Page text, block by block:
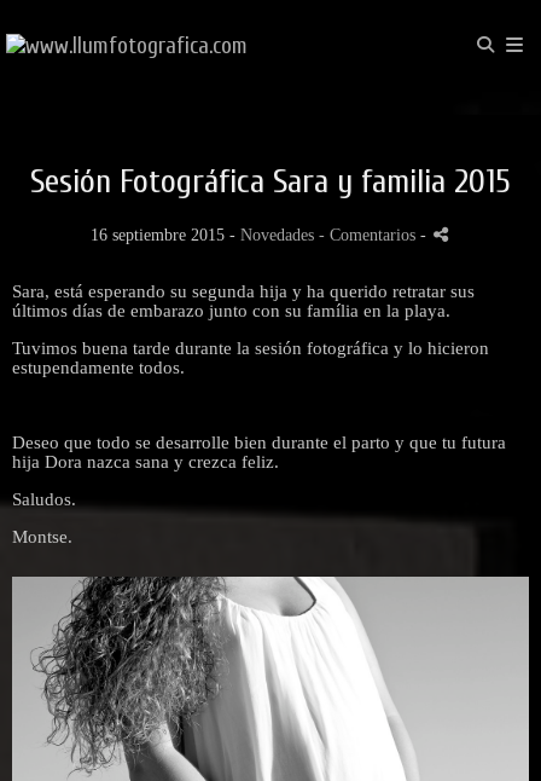
Sesión Fotográfica Sara y familia 2015
16 septiembre 2015 - Novedades - Comentarios -
Sara, está esperando su segunda hija y ha querido retratar sus
últimos días de embarazo junto con su família en la playa.
Tuvimos buena tarde durante la sesión fotográfica y lo hicieron
estupendamente todos.
Deseo que todo se desarrolle bien durante el parto y que tu futura
hija Dora nazca sana y crezca feliz.
Saludos.
Montse.